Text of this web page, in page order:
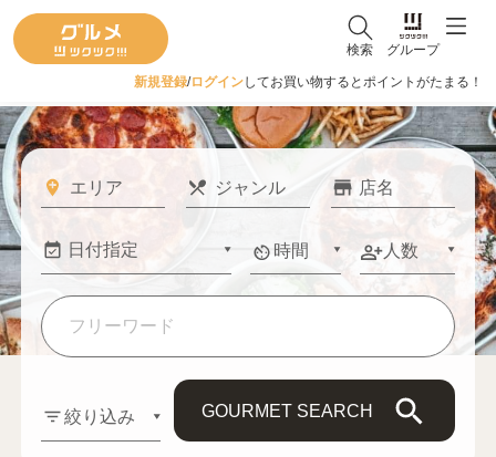
検索 グループ
新規登録/ログインしてお買い物するとポイントがたまる！
時間 人数
絞り込み GOURMET SEARCH